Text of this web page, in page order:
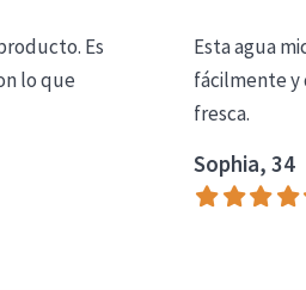
Es
lo que
Esta agua
fácilmente y
fresca.
Sophia, 34